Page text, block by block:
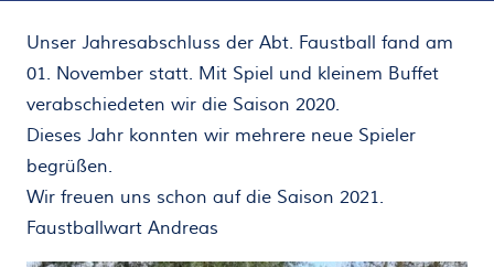
Unser Jahresabschluss der Abt. Faustball fand am
01. November statt. Mit Spiel und kleinem Buffet
verabschiedeten wir die Saison 2020.
Dieses Jahr konnten wir mehrere neue Spieler
begrüßen.
Wir freuen uns schon auf die Saison 2021.
Faustballwart Andreas